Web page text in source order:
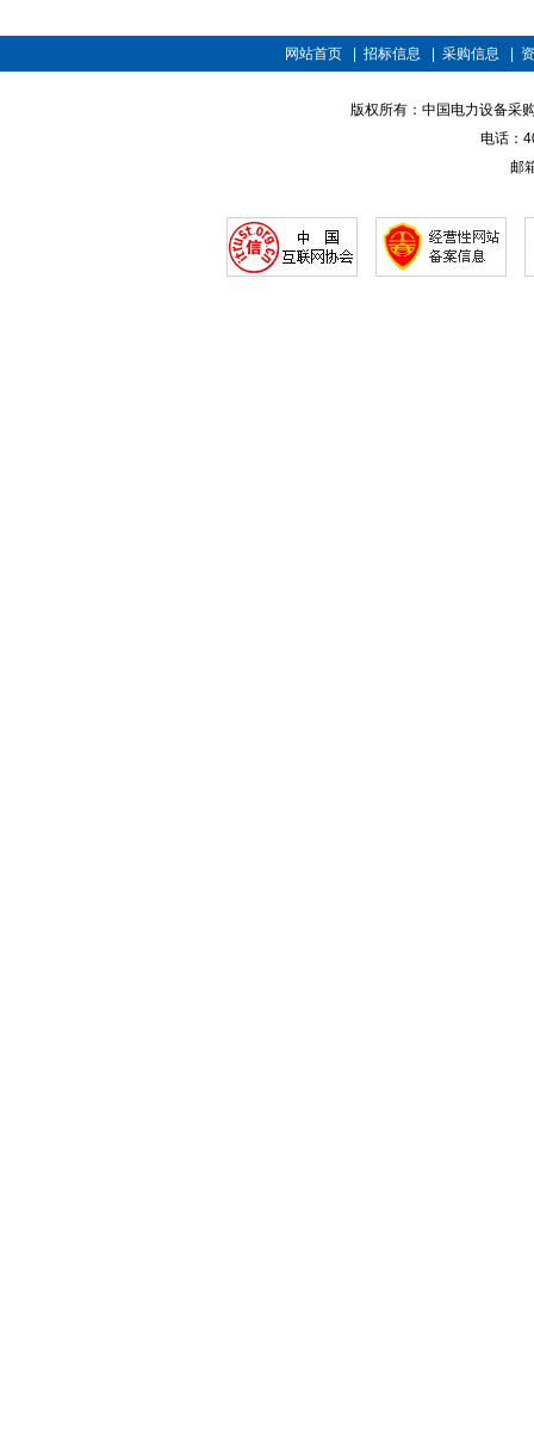
网站首页 招标信息 采购信息
版权所有：中国电力设备采
电话：
邮